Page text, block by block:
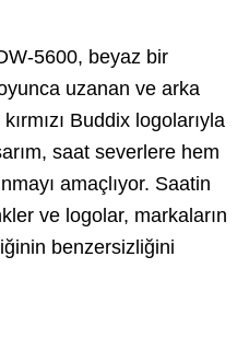
5600, beyaz bir
uzanan ve arka
Buddix logolarıyla
saat severlere hem
amaçlıyor. Saatin
ve logolar, markaların
benzersizliğini